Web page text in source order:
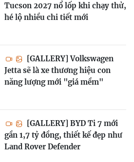
Tucson 2027 nổ lốp khi chạy thử,
hé lộ nhiều chi tiết mới
[GALLERY] Volkswagen
Jetta sẽ là xe thương hiệu con
năng lượng mới "giá mềm"
[GALLERY] BYD Ti 7 mới
gần 1,7 tỷ đồng, thiết kế đẹp như
Land Rover Defender